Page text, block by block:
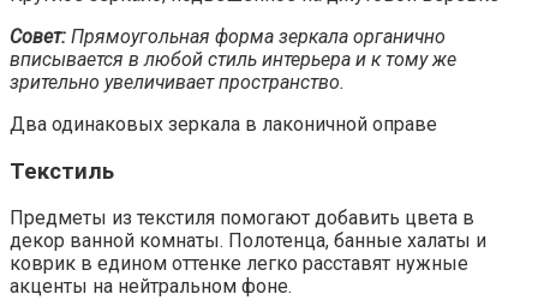
Совет: Прямоугольная форма зеркала органично
вписывается в любой стиль интерьера и к тому же
зрительно увеличивает пространство.
Два одинаковых зеркала в лаконичной оправе
Текстиль
Предметы из текстиля помогают добавить цвета в
декор ванной комнаты. Полотенца, банные халаты и
коврик в едином оттенке легко расставят нужные
акценты на нейтральном фоне.